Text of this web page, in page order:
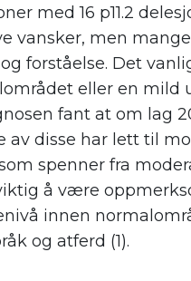
med 16 p11.2
vansker, men
forståelse. Det
eller en mild
fant at om lag
av disse har lett til
spenner fra
å være
innen
og atferd (1).